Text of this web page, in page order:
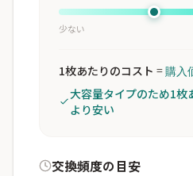
少ない
1枚あたりのコスト =購入
大容量タイプのため1枚
より安い
交換頻度の目安